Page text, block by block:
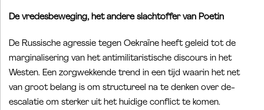
De vredesbeweging, het andere slachtoffer van Poetin
De Russische agressie tegen Oekraïne heeft geleid tot de
marginalisering van het antimilitaristische discours in het
Westen. Een zorgwekkende trend in een tijd waarin het net
van groot belang is om structureel na te denken over de-
escalatie om sterker uit het huidige conflict te komen.